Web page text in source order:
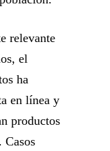
relevante
el
ha
en línea y
productos
Casos